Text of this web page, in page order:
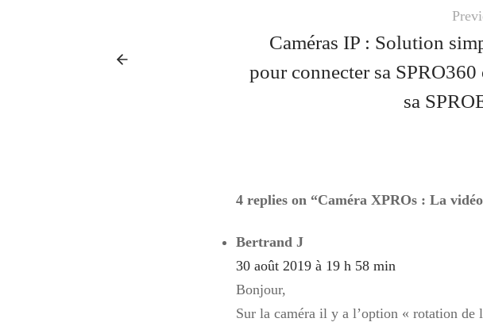
Caméras IP : Solution
pour connecter sa SPRO360
sa
4 replies on “Caméra XPROs : La
Bertrand J
30 août 2019 à 19 h 58 min
Bonjour,
Sur la caméra il y a l’option « rotation de